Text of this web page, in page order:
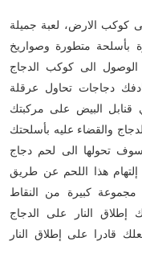
كوكب الارض، لعبة جميلة
بأسلحة متطورة وصواريخ
الوصول الى كوكب الدجاج
دجاجات تحاول عرقلة
البيض على مركبتك
والقضاء عليه بأسلحتك
سوف تحولها الى لحم دجاج
هذا اللحم عن طريق
كبيرة من النقاط
إطلاق النار على الدجاج
قادرا على إطلاق النار